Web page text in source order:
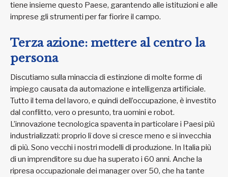
tiene insieme questo Paese, garantendo alle istituzioni e alle
imprese gli strumenti per far fiorire il campo.
Terza azione: mettere al centro la
persona
Discutiamo sulla minaccia di estinzione di molte forme di
impiego causata da automazione e intelligenza artificiale.
Tutto il tema del lavoro, e quindi dell’occupazione, è investito
dal conflitto, vero o presunto, tra uomini e robot.
L’innovazione tecnologica spaventa in particolare i Paesi più
industrializzati: proprio lì dove si cresce meno e si invecchia
di più. Sono vecchi i nostri modelli di produzione. In Italia più
di un imprenditore su due ha superato i 60 anni. Anche la
ripresa occupazionale dei manager over 50, che ha tante